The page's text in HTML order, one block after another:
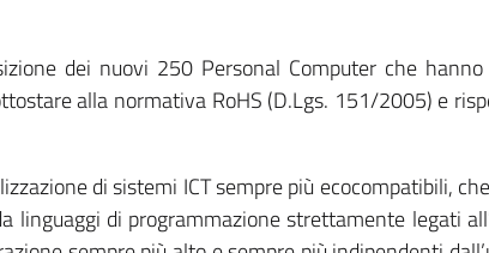
dei nuovi 250 Personal Computer che
alla normativa RoHS (D.Lgs. 151/2005) e
di sistemi ICT sempre più ecocompatibili,
di programmazione strettamente legati